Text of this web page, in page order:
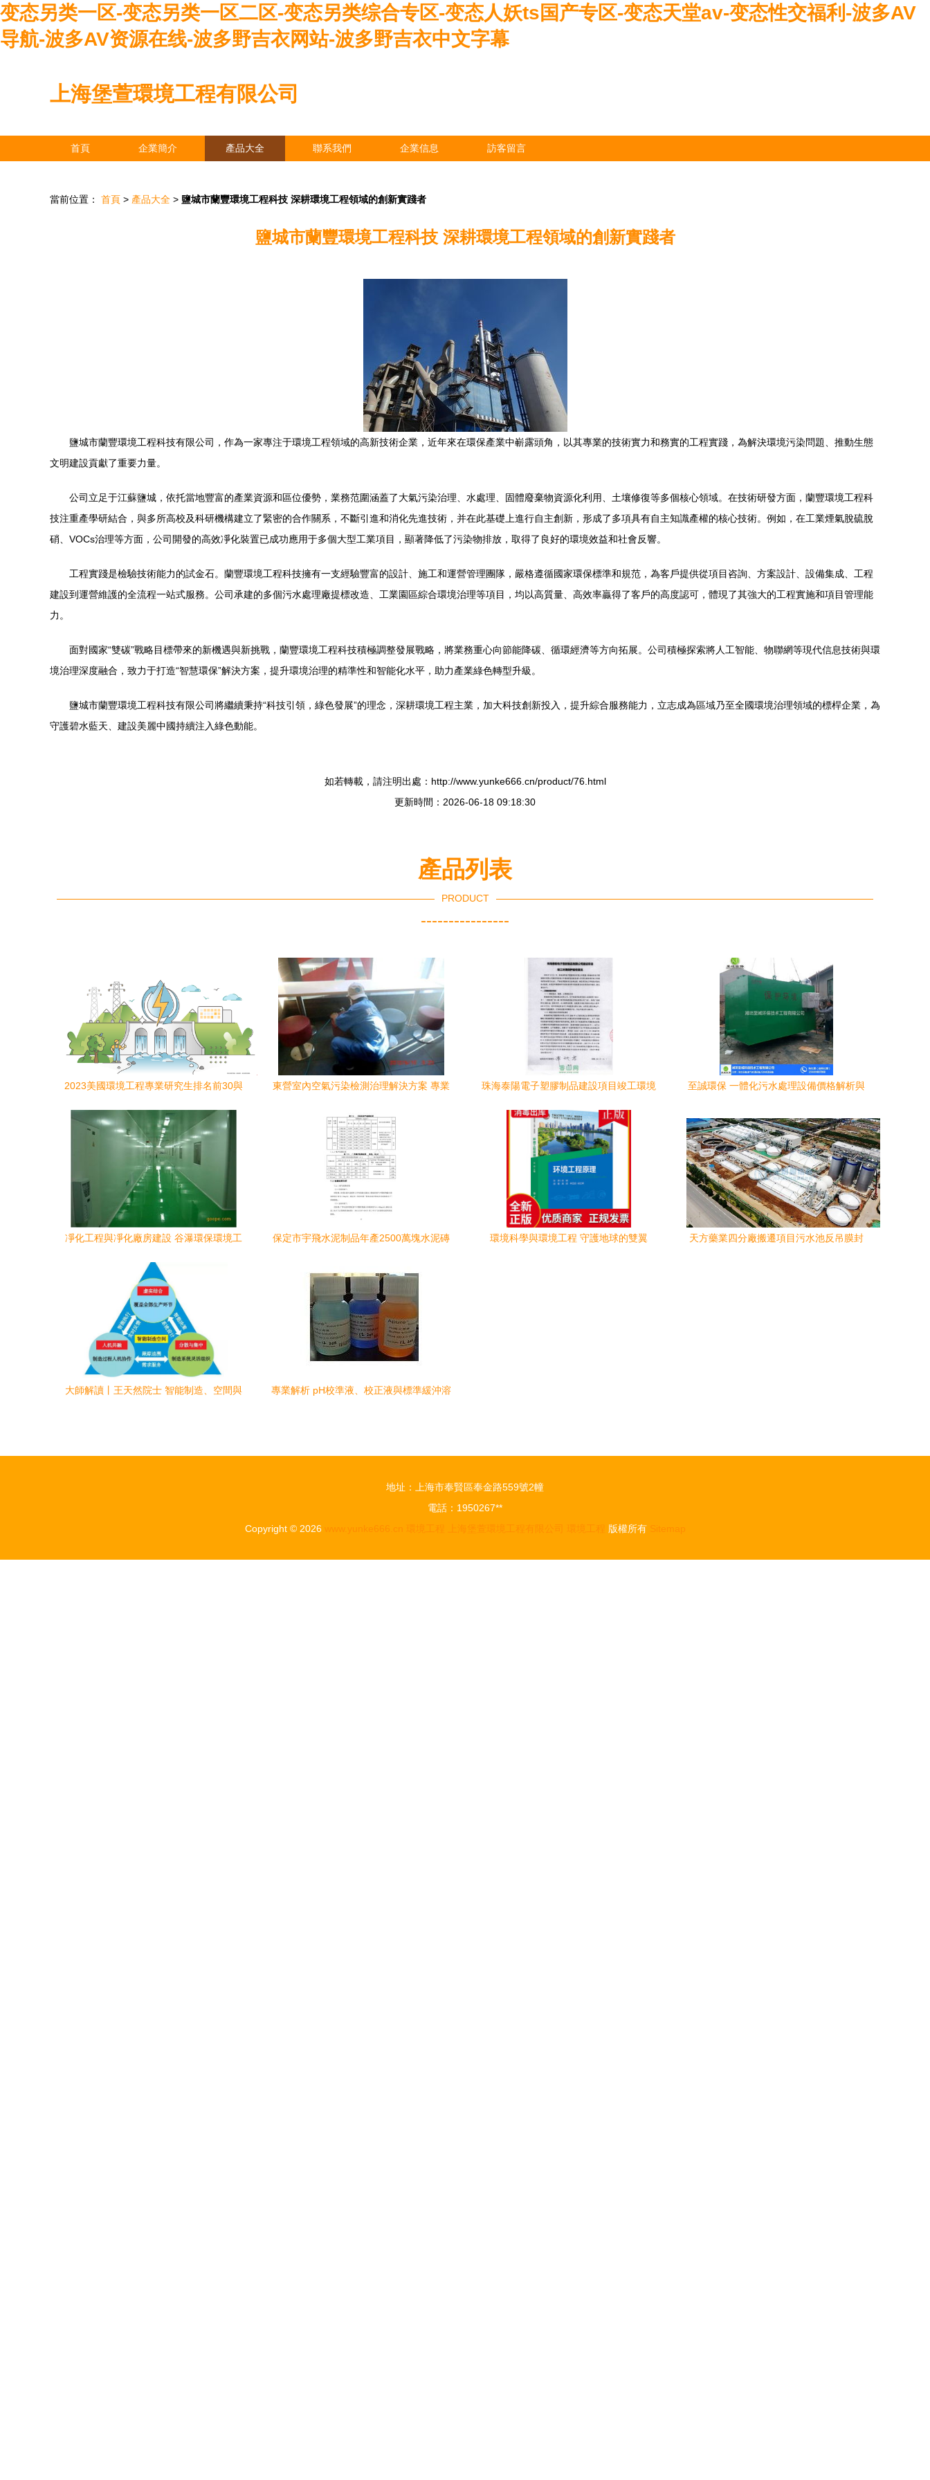
变态另类一区-变态另类一区二区-变态另类综合专区-变态人妖ts国产专区-变态天堂av-变态性交福利-波多AV
导航-波多AV资源在线-波多野吉衣网站-波多野吉衣中文字幕
上海堡萱環境工程有限公司
首頁 企業簡介 產品大全 聯系我們 企業信息 訪客留言
當前位置： 首頁 > 產品大全 > 鹽城市蘭豐環境工程科技 深耕環境工程領域的創新實踐者
鹽城市蘭豐環境工程科技 深耕環境工程領域的創新實踐者
鹽城市蘭豐環境工程科技有限公司，作為一家專注于環境工程領域的高新技術企業，近年來在環保產業中嶄露頭角，以其專業的技術實力和務實的工程實踐，為解決環境污染問題、推動生態
文明建設貢獻了重要力量。
公司立足于江蘇鹽城，依托當地豐富的產業資源和區位優勢，業務范圍涵蓋了大氣污染治理、水處理、固體廢棄物資源化利用、土壤修復等多個核心領域。在技術研發方面，蘭豐環境工程科
技注重產學研結合，與多所高校及科研機構建立了緊密的合作關系，不斷引進和消化先進技術，并在此基礎上進行自主創新，形成了多項具有自主知識產權的核心技術。例如，在工業煙氣脫硫脫
硝、VOCs治理等方面，公司開發的高效凈化裝置已成功應用于多個大型工業項目，顯著降低了污染物排放，取得了良好的環境效益和社會反響。
工程實踐是檢驗技術能力的試金石。蘭豐環境工程科技擁有一支經驗豐富的設計、施工和運營管理團隊，嚴格遵循國家環保標準和規范，為客戶提供從項目咨詢、方案設計、設備集成、工程
建設到運營維護的全流程一站式服務。公司承建的多個污水處理廠提標改造、工業園區綜合環境治理等項目，均以高質量、高效率贏得了客戶的高度認可，體現了其強大的工程實施和項目管理能
力。
面對國家“雙碳”戰略目標帶來的新機遇與新挑戰，蘭豐環境工程科技積極調整發展戰略，將業務重心向節能降碳、循環經濟等方向拓展。公司積極探索將人工智能、物聯網等現代信息技術與環
境治理深度融合，致力于打造“智慧環保”解決方案，提升環境治理的精準性和智能化水平，助力產業綠色轉型升級。
鹽城市蘭豐環境工程科技有限公司將繼續秉持“科技引領，綠色發展”的理念，深耕環境工程主業，加大科技創新投入，提升綜合服務能力，立志成為區域乃至全國環境治理領域的標桿企業，為
守護碧水藍天、建設美麗中國持續注入綠色動能。
如若轉載，請注明出處：http://www.yunke666.cn/product/76.html
更新時間：2026-06-18 09:18:30
產品列表
PRODUCT
----------------
2023美國環境工程專業研究生排名前30與
東營室內空氣污染檢測治理解決方案 專業
珠海泰陽電子塑膠制品建設項目竣工環境
至誠環保 一體化污水處理設備價格解析與
凈化工程與凈化廠房建設 谷瀑環保環境工
保定市宇飛水泥制品年產2500萬塊水泥磚
環境科學與環境工程 守護地球的雙翼
天方藥業四分廠搬遷項目污水池反吊膜封
大師解讀丨王天然院士 智能制造、空間與
專業解析 pH校準液、校正液與標準緩沖溶
地址：上海市奉賢區奉金路559號2幢
電話：1950267**
Copyright © 2026 www.yunke666.cn 環境工程 上海堡萱環境工程有限公司 環境工程 版權所有 Sitemap